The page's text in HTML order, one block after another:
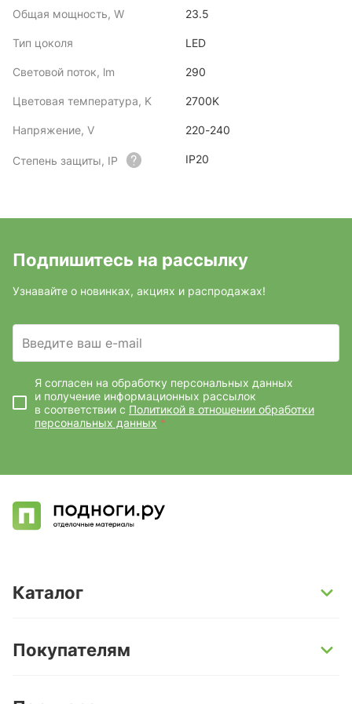
Общая мощность, W 23.5
Тип цоколя LED
Световой поток, lm 290
Цветовая температура, K 2700K
Напряжение, V 220-240
Степень защиты, IP IP20
Подпишитесь на рассылку
Узнавайте о новинках, акциях и распродажах!
Введите ваш e-mail
Я согласен на обработку персональных данных
и получение информационных рассылок
в соответствии с Политикой в отношении обработки
персональных данных *
Каталог
Кварц-винил и LVT-плитка
Покупателям